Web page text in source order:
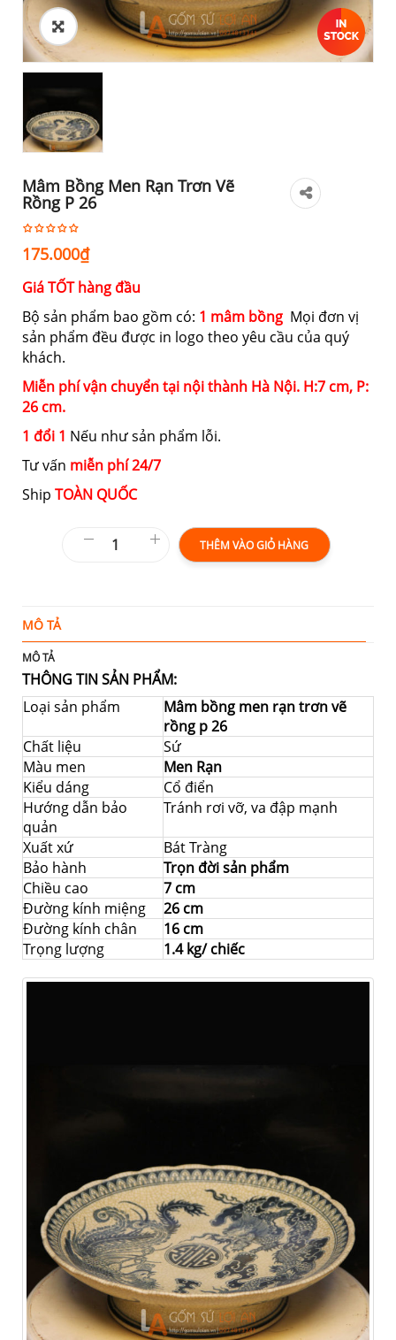
Mâm Bồng Men Rạn Trơn Vẽ
Rồng P 26
175.000₫
Giá TỐT hàng đầu
Bộ sản phẩm bao gồm có: 1 mâm bồng Mọi đơn vị
sản phẩm đều được in logo theo yêu cầu của quý
khách.
Miễn phí vận chuyển tại nội thành Hà Nội. H:7 cm, P:
26 cm.
1 đổi 1 Nếu như sản phẩm lỗi.
Tư vấn miễn phí 24/7
Ship TOÀN QUỐC
THÊM VÀO GIỎ HÀNG
MÔ TẢ
MÔ TẢ
THÔNG TIN SẢN PHẨM:
Loại sản phẩm
Mâm bồng men rạn trơn vẽ
rồng p 26
Chất liệu
Sứ
Màu men
Men Rạn
Kiểu dáng
Cổ điển
Hướng dẫn bảo
quản
Tránh rơi vỡ, va đập mạnh
Xuất xứ
Bát Tràng
Bảo hành
Trọn đời sản phẩm
Chiều cao
7 cm
Đường kính miệng
26 cm
Đường kính chân
16 cm
Trọng lượng
1.4 kg/ chiếc